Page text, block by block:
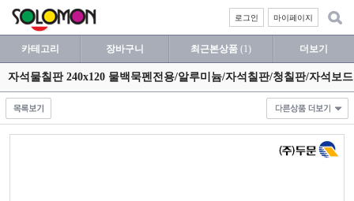
마이페이지
로그인
카테고리 장바구니 최근본상품 (1) 더보기
자석물칠판 240x120 물백묵펜전용/알루미늄/자석칠판/청칠판/자석보드